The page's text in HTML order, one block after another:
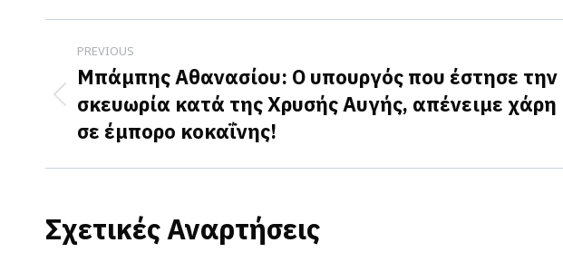
Post
navigation
PREVIOUS
Previous
post:
Μπάμπης Αθανασίου: Ο υπουργός που έστησε την
σκευωρία κατά της Χρυσής Αυγής, απένειμε χάρη
σε έμπορο κοκαΐνης!
Σχετικές Αναρτήσεις